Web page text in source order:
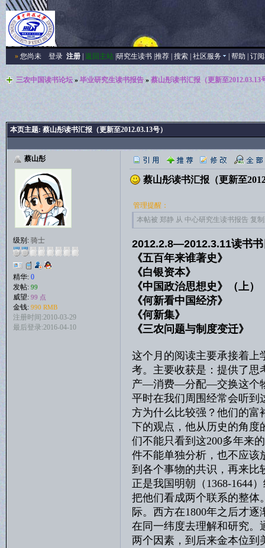
»您尚未 登录 注册| 返回主站| 研究生读书| 推荐| 搜索| 社区服务 帮助 订
三农中国读书论坛» 毕业研究生读书报告» 蔡山彤读书汇报（更新至2012.03.13
本页主题: 蔡山彤读书汇报（更新至2012.03.13号）
蔡山彤
级别: 骑士
精华: 0
发帖: 99
威望: 99 点
金钱: 990 RMB
注册时间:2010-03-29
最后登录:2016-04-10
蔡山彤读书汇报（更新至
管理提醒：
本帖被 郑静 从 中心研究生读书报告 复
2012.2.8—2012.3.11读书书
《五百年来谁著史
《白银资本》 贡德
《中国政治思想史》（
《何新看中国经济
《何新集》
《三农问题与制度变迁
这个月的阅读主要承接着上
考。主要收获是：提供了
产—消费—分配—交换这个
平时在我们周围经常会听到
方为什么比较强？他们的富
下的观点，他从历史的角度
们不能只看到这200多年来
件不能单独分析，也不应该
到各个事物的共识，再来比
正是我国明朝（1368-1644
把他们看成两个联系的整体
际。西方在1800年之后才
在同一纬度去理解和研究。
两个因素，到后来金本位到